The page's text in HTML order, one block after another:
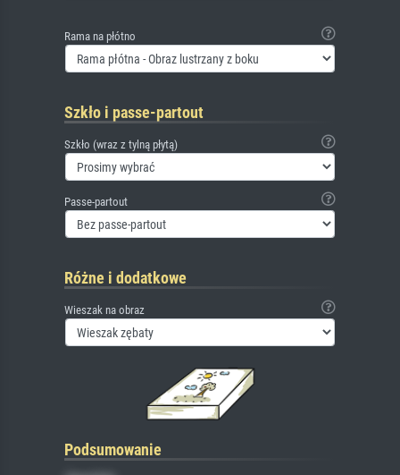
Rama na płótno
Szkło i passe-partout
Szkło (wraz z tylną płytą)
Passe-partout
Różne i dodatkowe
Wieszak na obraz
Podsumowanie